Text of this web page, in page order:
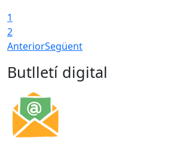
1
2
AnteriorSegüent
Butlletí digital